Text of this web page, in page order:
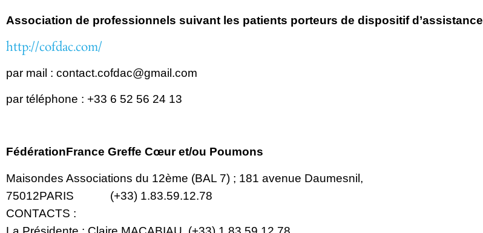
Association de professionnels suivant les patients porteurs de dispositif d’assistance
http://cofdac.com/
par mail : contact.cofdac@gmail.com
par téléphone : +33 6 52 56 24 13
FédérationFrance Greffe Cœur et/ou Poumons
Maisondes Associations du 12ème (BAL 7) ; 181 avenue Daumesnil,
75012PARIS (+33) 1.83.59.12.78
CONTACTS :